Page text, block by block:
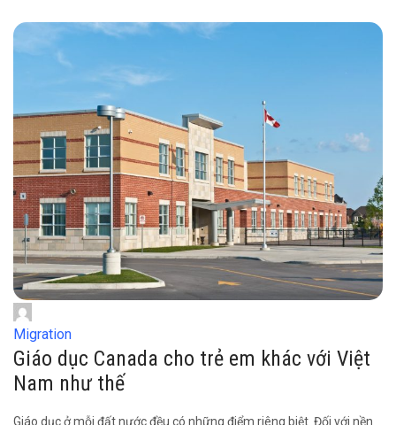
Migration
Giáo dục Canada cho trẻ em khác với Việt
Nam như thế
Giáo dục ở mỗi đất nước đều có những điểm riêng biệt. Đối với nền